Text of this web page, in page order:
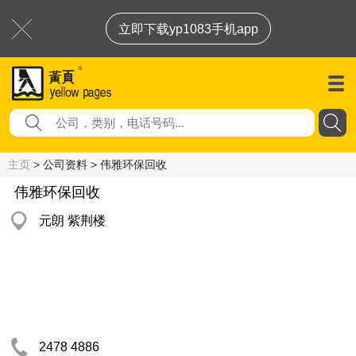
立即下载yp1083手机app
主页 > 公司资料 > 伟雅环保回收
伟雅环保回收
元朗 紫荆楼
2478 4886